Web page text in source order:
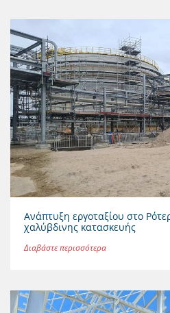
Ανάπτυξη εργοταξίου στο
χαλύβδινης κατασκευής
Διαβάστε περισσότερα